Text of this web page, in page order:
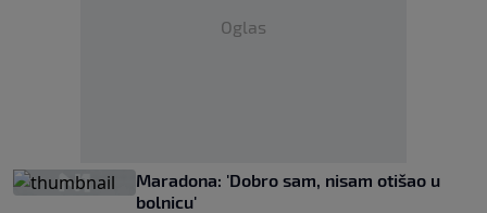
Oglas
Maradona: 'Dobro sam, nisam otišao u
bolnicu'